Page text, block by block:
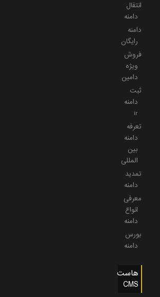
انتقال
دامنه
دامنه
رایگان
فروش
ویژه
دامین
ثبت
دامنه
ir
تعرفه
دامنه
بین
المللی
تمدید
دامنه
معرفی
انواع
دامنه
بورس
دامنه
هاست
CMS